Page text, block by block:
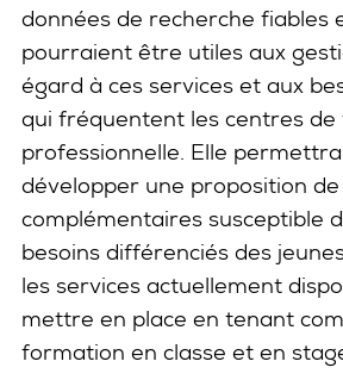
données de recherche fiables
pourraient être utiles aux
égard à ces services et aux
qui fréquentent les centres
professionnelle. Elle
développer une proposition
complémentaires susceptible
besoins différenciés des
les services actuellement
mettre en place en tenant
formation en classe et en